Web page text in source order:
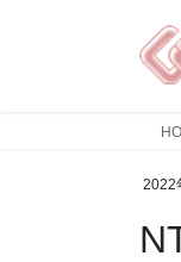
2022